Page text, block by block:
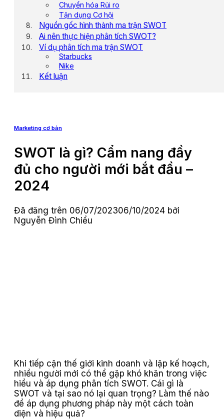
Chuyển hóa Rủi ro
Tận dụng Cơ hội
Nguồn gốc hình thành ma trận SWOT
Ai nên thực hiện phân tích SWOT?
Ví dụ phân tích ma trận SWOT
Starbucks
Nike
Kết luận
Marketing cơ bản
SWOT là gì? Cẩm nang đầy
đủ cho người mới bắt đầu –
2024
Đã đăng trên 06/07/202306/10/2024 bởi
Nguyễn Đình Chiểu
Khi tiếp cận thế giới kinh doanh và lập kế hoạch,
nhiều người mới có thể gặp khó khăn trong việc
hiểu và áp dụng phân tích SWOT. Cái gì là
SWOT và tại sao nó lại quan trọng? Làm thế nào
để áp dụng phương pháp này một cách toàn
diện và hiệu quả?